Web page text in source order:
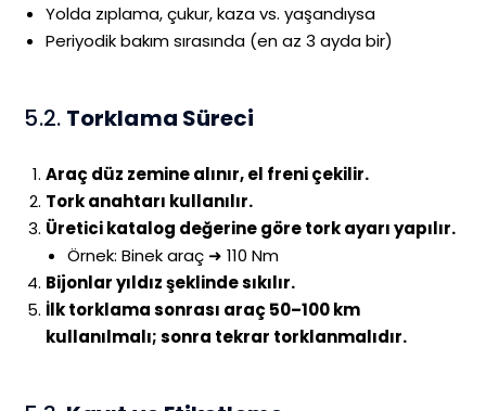
Yolda zıplama, çukur, kaza vs. yaşandıysa
Periyodik bakım sırasında (en az 3 ayda bir)
5.2. Torklama Süreci
Araç düz zemine alınır, el freni çekilir.
Tork anahtarı kullanılır.
Üretici katalog değerine göre tork ayarı yapılır.
Örnek: Binek araç ➜ 110 Nm
Bijonlar yıldız şeklinde sıkılır.
İlk torklama sonrası araç 50–100 km
kullanılmalı; sonra tekrar torklanmalıdır.